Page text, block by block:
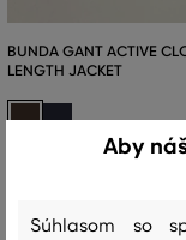
BUNDA GANT ACTIVE
LENGTH JACKET
Dostupné veľkosti:
Aby
Súhlasom so